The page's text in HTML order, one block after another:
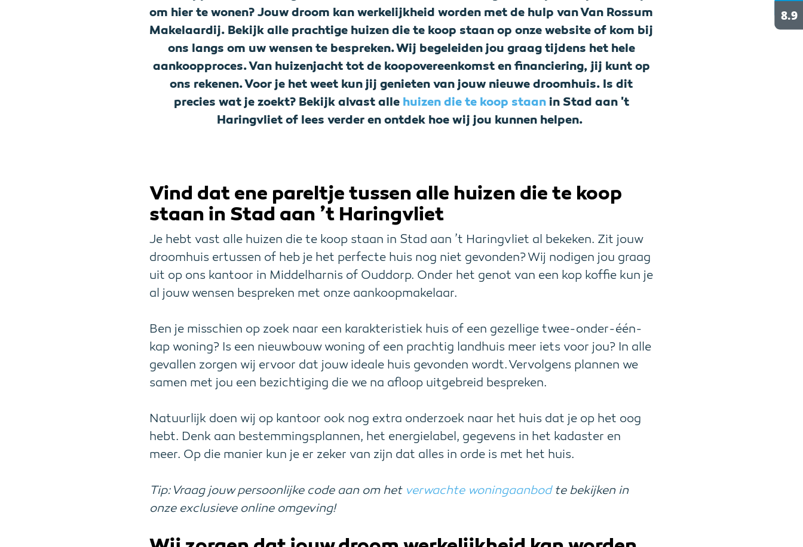
om hier te wonen? Jouw droom kan werkelijkheid worden met de hulp van Van Rossum
Makelaardij. Bekijk alle prachtige huizen die te koop staan op onze website of kom bij
ons langs om uw wensen te bespreken. Wij begeleiden jou graag tijdens het hele
aankoopproces. Van huizenjacht tot de koopovereenkomst en financiering, jij kunt op
ons rekenen. Voor je het weet kun jij genieten van jouw nieuwe droomhuis. Is dit
precies wat je zoekt? Bekijk alvast alle huizen die te koop staanin Stad aan 't
Haringvliet of lees verder en ontdek hoe wij jou kunnen helpen.
Vind dat ene pareltje tussen alle huizen die te koop
staan in Stad aan ’t Haringvliet
Je hebt vast alle huizen die te koop staan in Stad aan ’t Haringvliet al bekeken. Zit jouw
droomhuis ertussen of heb je het perfecte huis nog niet gevonden? Wij nodigen jou graag
uit op ons kantoor in Middelharnis of Ouddorp. Onder het genot van een kop koffie kun je
al jouw wensen bespreken met onze aankoopmakelaar.
Ben je misschien op zoek naar een karakteristiek huis of een gezellige twee-onder-één-
kap woning? Is een nieuwbouw woning of een prachtig landhuis meer iets voor jou? In alle
gevallen zorgen wij ervoor dat jouw ideale huis gevonden wordt. Vervolgens plannen we
samen met jou een bezichtiging die we na afloop uitgebreid bespreken.
Natuurlijk doen wij op kantoor ook nog extra onderzoek naar het huis dat je op het oog
hebt. Denk aan bestemmingsplannen, het energielabel, gegevens in het kadaster en
meer. Op die manier kun je er zeker van zijn dat alles in orde is met het huis.
Tip: Vraag jouw persoonlijke code aan om het verwachte woningaanbodte bekijken in
onze exclusieve online omgeving!